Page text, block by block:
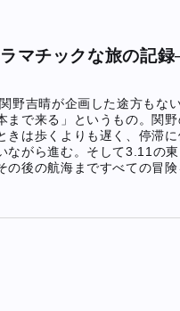
マチックな旅の記
野吉晴が企画した途方も
まで来る」というもの。関
きは歩くよりも遅く、停滞
ながら進む。そして3.11の
後の航海まですべての冒険